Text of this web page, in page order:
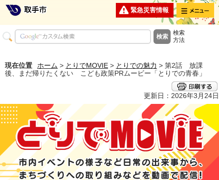
緊急災害情報 メニュー
検索
方法
現在位置 ホーム > とりでMOVIE > とりでの魅力 > 第2話 放課
後、まだ帰りたくない こども政策PRムービー「とりでの青春」
更新日：2026年3月24日
とりでMOVIE 市内イベントの様子など日常の出来事から、まちづくり
への取り組みなどを動画で配信！